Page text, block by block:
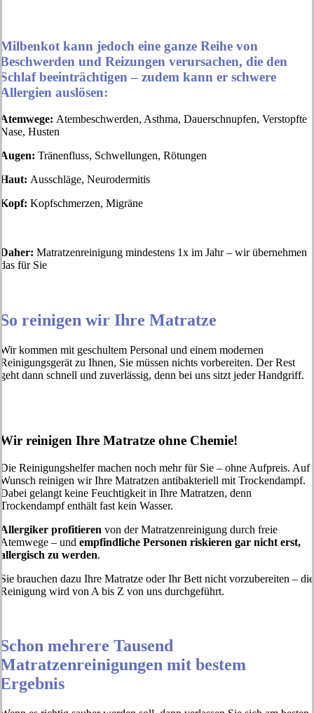
Milbenkot kann jedoch eine ganze Reihe von
Beschwerden und Reizungen verursachen, die den
Schlaf beeinträchtigen – zudem kann er schwere
Allergien auslösen:
Atemwege: Atembeschwerden, Asthma, Dauerschnupfen, Verstopfte
Nase, Husten
Augen: Tränenfluss, Schwellungen, Rötungen
Haut: Ausschläge, Neurodermitis
Kopf: Kopfschmerzen, Migräne
Daher: Matratzenreinigung mindestens 1x im Jahr – wir übernehmen
das für Sie
So reinigen wir Ihre Matratze
Wir kommen mit geschultem Personal und einem modernen
Reinigungsgerät zu Ihnen, Sie müssen nichts vorbereiten. Der Rest
geht dann schnell und zuverlässig, denn bei uns sitzt jeder Handgriff.
Wir reinigen Ihre Matratze ohne Chemie!
Die Reinigungshelfer machen noch mehr für Sie – ohne Aufpreis. Auf
Wunsch reinigen wir Ihre Matratzen antibakteriell mit Trockendampf.
Dabei gelangt keine Feuchtigkeit in Ihre Matratzen, denn
Trockendampf enthält fast kein Wasser.
Allergiker profitieren von der Matratzenreinigung durch freie
Atemwege – und empfindliche Personen riskieren gar nicht erst,
allergisch zu werden.
Sie brauchen dazu Ihre Matratze oder Ihr Bett nicht vorzubereiten – die
Reinigung wird von A bis Z von uns durchgeführt.
Schon mehrere Tausend
Matratzenreinigungen mit bestem
Ergebnis